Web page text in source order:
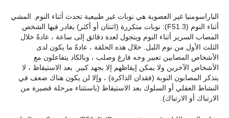
الباراسومنيا غير العضوية هي نوبات غير طبيعية تحدث أثناء النوم. المشي
أثناء النوم (F51.3): نوبات متكررة (اثنتان أو أكثر) يغادر فيها الشخص
المصاب السرير أثناء النوم ويتجول لعدة دقائق إلى ساعة ، عادةً خلال
الثلث الأول من نوم الليل. خلال هذه الحلقة ، عادةً ما يكون لدى
الأشخاص المصابين تعبير وجه فارغ وصلب ، وبالكاد يتفاعلون مع
الأشخاص الآخرين ولا يمكن إيقاظهم إلا بجهد كبير. بعد الاستيقاظ ، لا
يتذكر المصابون النوبة (فقدان الذاكرة) ، وإلا لن يكون هناك ضعف في
النشاط العقلي أو السلوك بعد الاستيقاظ (باستثناء مرحلة قصيرة من
الارتباك أو الارتباك).